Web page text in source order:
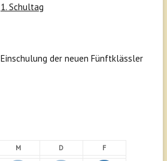
1. Schultag
Einschulung der neuen Fünftklässler
M D F